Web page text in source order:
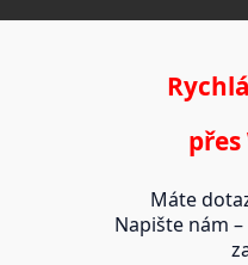
Máte
Napište nám